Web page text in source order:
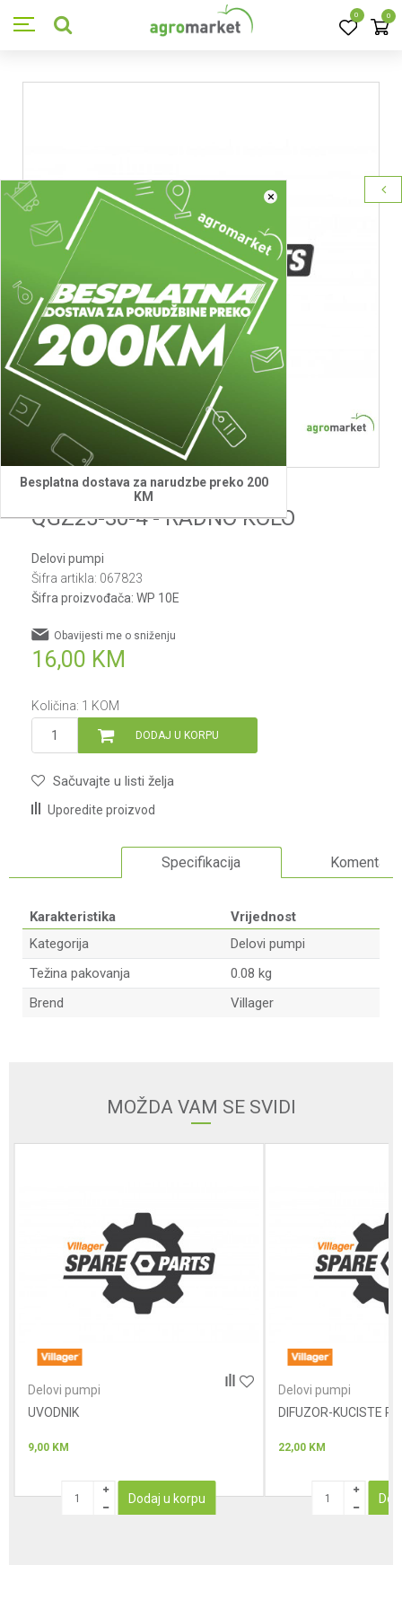
0 0
×
Besplatna dostava za narudzbe preko 200
KM
Villager
QGZ25-30-4 - RADNO KOLO
Delovi pumpi
Šifra artikla: 067823
Šifra proizvođača: WP 10E
16,00 KM
Obavijesti me o sniženju
Količina: 1 KOM
DODAJ U KORPU
Sačuvajte u listi želja
Uporedite proizvod
Specifikacija Komentari
Karakteristika
Vrijednost
Kategorija
Delovi pumpi
Težina pakovanja
0.08 kg
Brend
Villager
MOŽDA VAM SE SVIDI
Delovi pumpi
UVODNIK
9,00 KM
Dodaj u korpu
Delovi pumpi
DIFUZOR-KUCISTE
22,00 KM